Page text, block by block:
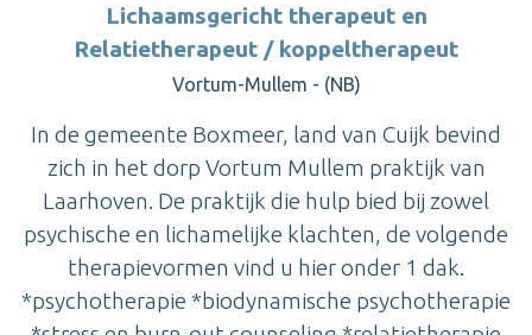
Lichaamsgericht therapeut en
Relatietherapeut / koppeltherapeut
Vortum-Mullem - (NB)
In de gemeente Boxmeer, land van Cuijk bevind
zich in het dorp Vortum Mullem praktijk van
Laarhoven. De praktijk die hulp bied bij zowel
psychische en lichamelijke klachten, de volgende
therapievormen vind u hier onder 1 dak.
*psychotherapie *biodynamische psychotherapie